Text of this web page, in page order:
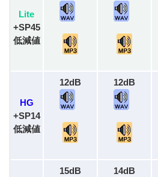
Lite
+SP45
低減値
HG
+SP14
低減値
12dB 12dB
15dB 14dB